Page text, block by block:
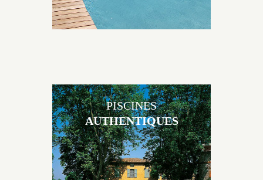
Les piscines en béton authentiques Jacques Brens se
démarquent par la noblesse des matériaux
PISCINES
AUTHENTIQUES